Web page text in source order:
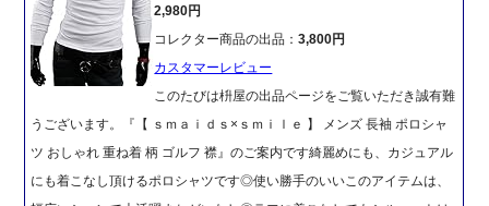
2,980円
コレクター商品の出品：3,800円
カスタマーレビュー
このたびは枡屋の出品ページをご覧いただき誠有難
うございます。『【 ｓｍａｉｄｓ×ｓｍｉｌｅ 】 メンズ 長袖 ポロシャ
ツ おしゃれ 重ね着 柄 ゴルフ 襟』のご案内です綺麗めにも、カジュアル
にも着こなし頂けるポロシャツです◎使い勝手のいいこのアイテムは、